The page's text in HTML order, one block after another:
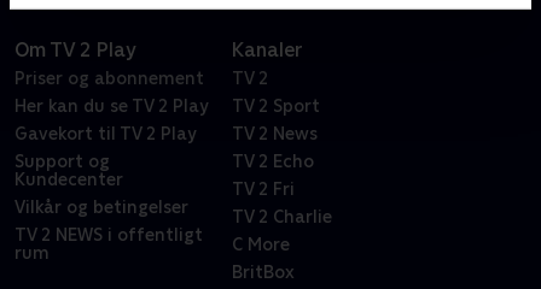
Om TV 2 Play
Priser og abonnement
Her kan du se TV 2 Play
Gavekort til TV 2 Play
Support og
Kundecenter
Vilkår og betingelser
TV 2 NEWS i offentligt
rum
Kanaler
TV 2
TV 2 Sport
TV 2 News
TV 2 Echo
TV 2 Fri
TV 2 Charlie
C More
BritBox